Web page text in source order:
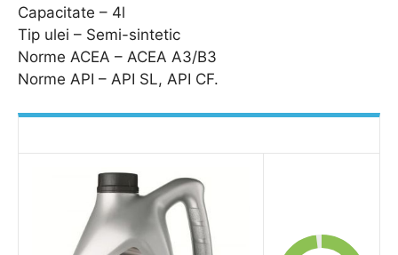
Capacitate – 4l
Tip ulei – Semi-sintetic
Norme ACEA – ACEA A3/B3
Norme API – API SL, API CF.